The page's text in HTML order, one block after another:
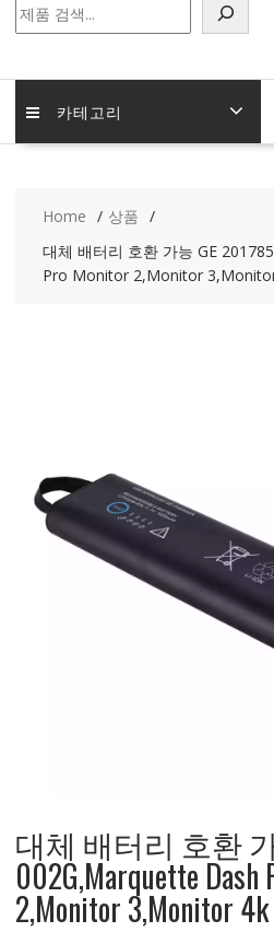
색
카테고리
Home
상품
대체 배터리 호환 가능 GE
Pro Monitor 2,Monitor
대체 배터리 호환 가
002G,Marquette Dash
2,Monitor 3,Monitor 4k